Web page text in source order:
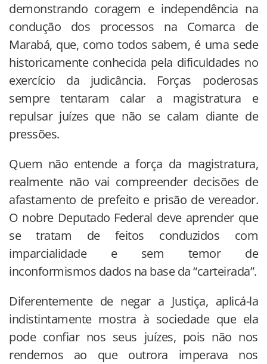
demonstrando coragem e independência na
condução dos processos na Comarca de
Marabá, que, como todos sabem, é uma sede
historicamente conhecida pela dificuldades no
exercício da judicância. Forças poderosas
sempre tentaram calar a magistratura e
repulsar juízes que não se calam diante de
pressões.
Quem não entende a força da magistratura,
realmente não vai compreender decisões de
afastamento de prefeito e prisão de vereador.
O nobre Deputado Federal deve aprender que
se tratam de feitos conduzidos com
imparcialidade e sem temor de
inconformismos dados na base da “carteirada”.
Diferentemente de negar a Justiça, aplicá-la
indistintamente mostra à sociedade que ela
pode confiar nos seus juízes, pois não nos
rendemos ao que outrora imperava nos